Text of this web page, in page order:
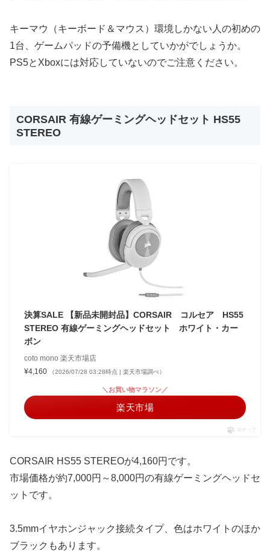
キーマウ（キーボード＆マウス）環境しかない人の初めの
1台、ゲームパッドの予備機としていかがでしょうか。
PS5とXboxには対応していないのでご注意ください。
CORSAIR 有線ゲーミングヘッドセット HS55
STEREO
決算SALE 【新品未開封品】CORSAIR コルセア HS55
STEREO 有線ゲーミングヘッドセット ホワイト・カー
ボン
coto mono 楽天市場店
¥4,160
（2026/07/28 03:28時点 | 楽天市場調べ）
＼お買い物マラソン／
楽天市場
ポチップ
CORSAIR HS55 STEREOが4,160円です。
市場価格が約7,000円～8,000円の有線ゲーミングヘッドセ
ットです。
3.5mmイヤホンジャック接続タイプ、色はホワイトのほか
ブラックもあります。